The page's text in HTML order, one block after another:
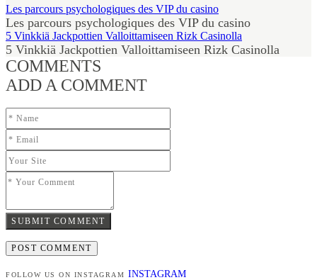
Les parcours psychologiques des VIP du casino
Les parcours psychologiques des VIP du casino
5 Vinkkiä Jackpottien Valloittamiseen Rizk Casinolla
5 Vinkkiä Jackpottien Valloittamiseen Rizk Casinolla
COMMENTS
ADD A COMMENT
SUBMIT COMMENT
FOLLOW US ON INSTAGRAM INSTAGRAM